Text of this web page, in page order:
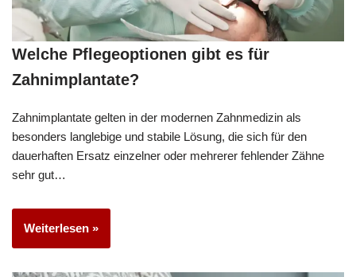
Welche Pflegeoptionen gibt es für
Zahnimplantate?
Zahnimplantate gelten in der modernen Zahnmedizin als
besonders langlebige und stabile Lösung, die sich für den
dauerhaften Ersatz einzelner oder mehrerer fehlender Zähne
sehr gut…
Weiterlesen »